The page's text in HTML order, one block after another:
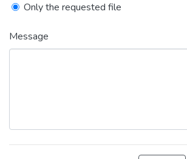
Only the requested file
Message